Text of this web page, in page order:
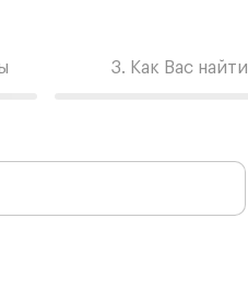
3. Как Вас найти